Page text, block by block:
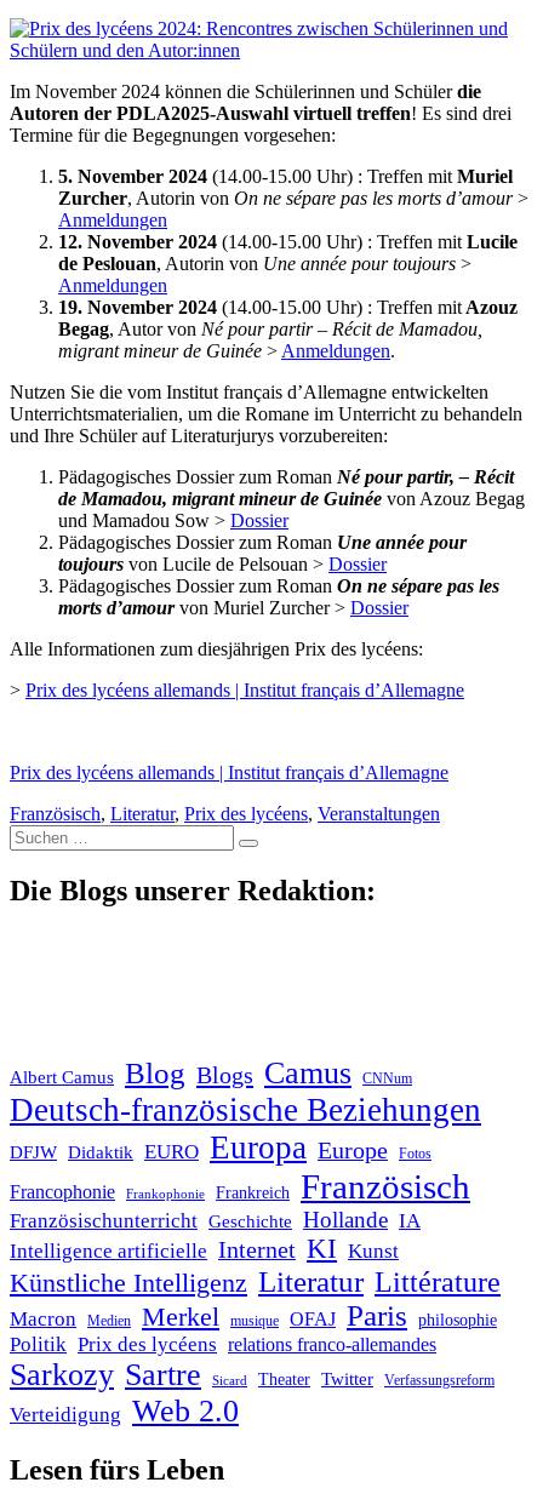
Im November 2024 können die Schülerinnen und Schülerdie
Autoren der PDLA2025-Auswahl virtuell treffen! Es sind drei
Termine für die Begegnungen vorgesehen:
5. November 2024 (14.00-15.00 Uhr) : Treffen mitMuriel
Zurcher, Autorin von On ne sépare pas les morts d’amour>
Anmeldungen
12. November 2024 (14.00-15.00 Uhr) : Treffen mitLucile
de Peslouan, Autorin von Une année pour toujours >
Anmeldungen
19. November 2024 (14.00-15.00 Uhr) : Treffen mitAzouz
Begag, Autor von Né pour partir – Récit de Mamadou,
migrant mineur de Guinée >Anmeldungen.
Nutzen Sie die vom Institut français d’Allemagne entwickelten
Unterrichtsmaterialien, um die Romane im Unterricht zu behandeln
und Ihre Schüler auf Literaturjurys vorzubereiten:
Pädagogisches Dossier zum Roman Né pour partir, – Récit
de Mamadou, migrant mineur de Guinée von Azouz Begag
und Mamadou Sow > Dossier
Pädagogisches Dossier zum Roman Une année pour
toujours von Lucile de Pelsouan > Dossier
Pädagogisches Dossier zum Roman On ne sépare pas les
morts d’amourvon Muriel Zurcher > Dossier
Alle Informationen zum diesjährigen Prix des lycéens:
> Prix des lycéens allemands | Institut français d’Allemagne
Prix des lycéens allemands | Institut français d’Allemagne
Französisch, Literatur, Prix des lycéens, Veranstaltungen
Suche
nach:
Die Blogs unserer Redaktion:
Albert Camus Blog Blogs Camus CNNum
Deutsch-französische Beziehungen
DFJW Didaktik EURO Europa Europe Fotos
Francophonie Frankophonie Frankreich Französisch
Französischunterricht Geschichte Hollande IA
Intelligence artificielle Internet KI Kunst
Künstliche Intelligenz Literatur Littérature
Macron Medien Merkel musique OFAJ Paris philosophie
Politik Prix des lycéens relations franco-allemandes
Sarkozy Sartre Sicard Theater Twitter Verfassungsreform
Verteidigung Web 2.0
Lesen fürs Leben